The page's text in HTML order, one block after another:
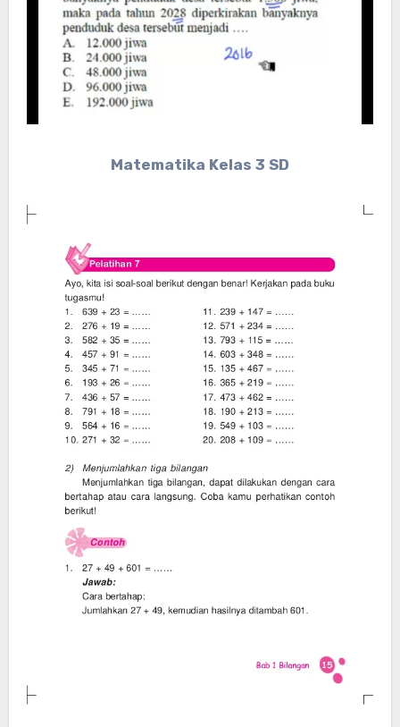
Matematika Kelas 3 SD